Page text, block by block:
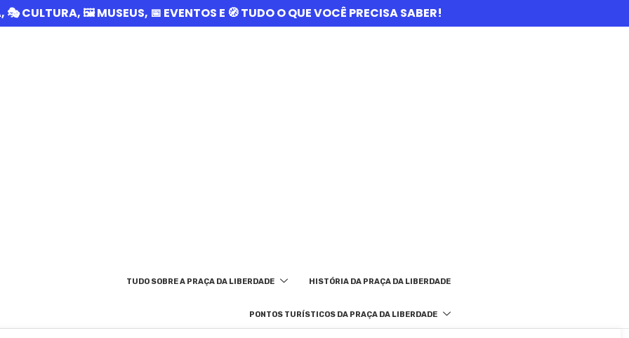
CULTURA, 🖼️ MUSEUS, 📅 EVENTOS E 🧭 TUDO O QUE VOCÊ PRECISA SABER!
TUDO SOBRE A PRAÇA DA LIBERDADE HISTÓRIA DA PRAÇA DA LIBERDADE
PONTOS TURÍSTICOS DA PRAÇA DA LIBERDADE